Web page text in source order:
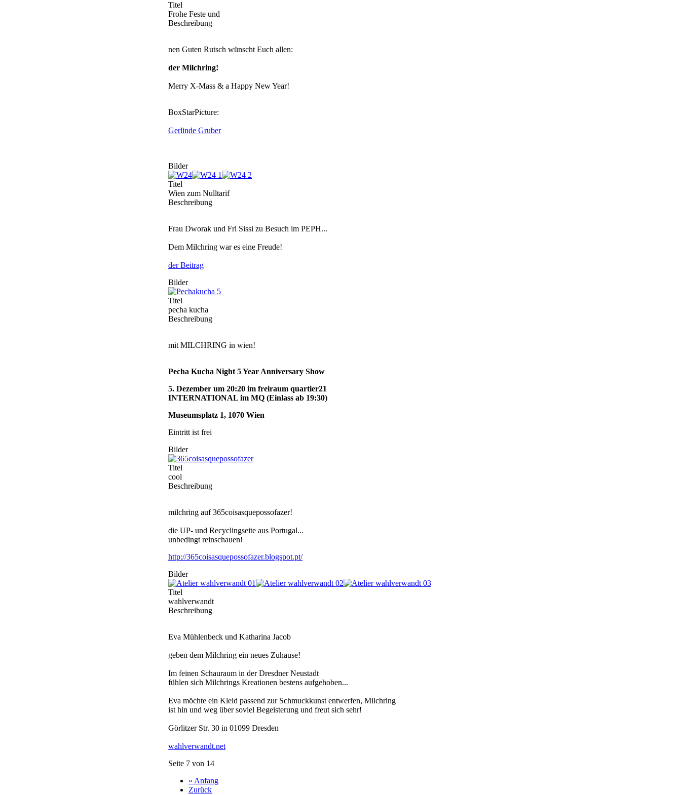
Titel
Frohe Feste und
Beschreibung
nen Guten Rutsch wünscht Euch allen:
der Milchring!
Merry X-Mass & a Happy New Year!
BoxStarPicture:
Gerlinde Gruber
Bilder
Titel
Wien zum Nulltarif
Beschreibung
Frau Dworak und Frl Sissi zu Besuch im PEPH...
Dem Milchring war es eine Freude!
der Beitrag
Bilder
Titel
pecha kucha
Beschreibung
mit MILCHRING in wien!
Pecha Kucha Night 5 Year Anniversary Show
5. Dezember um 20:20 im freiraum quartier21
INTERNATIONAL im MQ (Einlass ab 19:30)
Museumsplatz 1, 1070 Wien
Eintritt ist frei
Bilder
Titel
cool
Beschreibung
milchring auf 365coisasquepossofazer!
die UP- und Recyclingseite aus Portugal...
unbedingt reinschauen!
http://365coisasquepossofazer.blogspot.pt/
Bilder
Titel
wahlverwandt
Beschreibung
Eva Mühlenbeck und Katharina Jacob
geben dem Milchring ein neues Zuhause!
Im feinen Schauraum in der Dresdner Neustadt
fühlen sich Milchrings Kreationen bestens aufgehoben...
Eva möchte ein Kleid passend zur Schmuckkunst entwerfen, Milchring
ist hin und weg über soviel Begeisterung und freut sich sehr!
Görlitzer Str. 30 in 01099 Dresden
wahlverwandt.net
Seite 7 von 14
« Anfang
Zurück